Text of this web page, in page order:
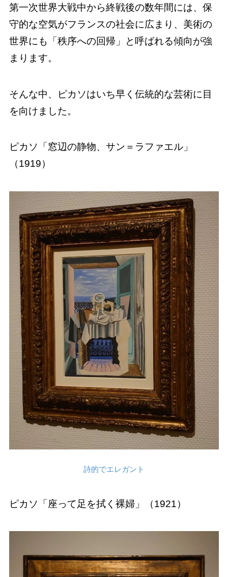
第一次世界大戦中から終戦後の数年間には、保
守的な空気がフランスの社会に広まり、美術の
世界にも「秩序への回帰」と呼ばれる傾向が強
まります。
そんな中、ピカソはいち早く伝統的な芸術に目
を向けました。
ピカソ「窓辺の静物、サン＝ラファエル」
（1919）
詩的でエレガント
ピカソ「座って足を拭く裸婦」（1921）